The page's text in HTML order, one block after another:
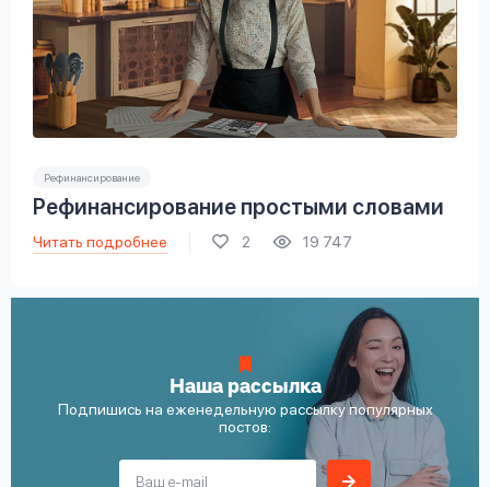
Рефинансирование
Рефинансирование простыми словами
Читать подробнее 2 19 747
Наша рассылка
Подпишись на еженедельную рассылку популярных
постов: